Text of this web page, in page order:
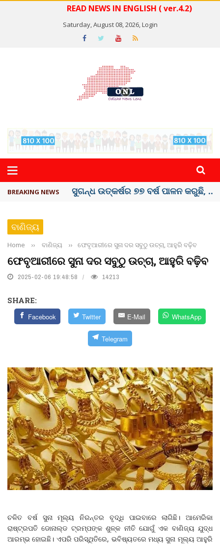
READ NEWS IN ENGLISH ( ver.4.2)
Saturday, August 08, 2026,Login
BREAKING NEWS ୟୁପିଆଇ ଓ ଅନ୍ୟାନ୍ୟ ଡିଜିଟାଲ୍ ନେଣଦେଣ ...
ବାଣିଜ୍ୟ
Home ›› ବାଣିଜ୍ୟ ›› ଫେବୃଆରୀରେ ସୁନା ଦର ସବୁଠୁ ଉଚ୍ଚା, ଆହୁରି ବଢ଼ିବ
ଫେବୃଆରୀରେ ସୁନା ଦର ସବୁଠୁ ଉଚ୍ଚା, ଆହୁରି ବଢ଼ିବ
2025-02-06 19:48:58 14213
SHARE:
Facebook Twitter E-Mail WhatsApp
Telegram
ଚଳିତ ବର୍ଷ ସୁନା ମୂଲ୍ୟ ନିରନ୍ତର ବୃଦ୍ଧି ପାଇବାରେ ଲାଗିଛି। ଆମେରିକା
ରାଷ୍ଟ୍ରପତି ଡୋନାଲ୍ଡ ଟ୍ରମ୍ପଙ୍କ ଶୁଳ୍କ ନୀତି ଯୋଗୁଁ ଏକ ବାଣିଜ୍ୟ ଯୁଦ୍ଧ
ଆରମ୍ଭ ହୋଇଛି। ଏପରି ପରିସ୍ଥିତିରେ, ଭବିଷ୍ୟତରେ ମଧ୍ୟ ସୁନା ମୂଲ୍ୟ ଆହୁରି